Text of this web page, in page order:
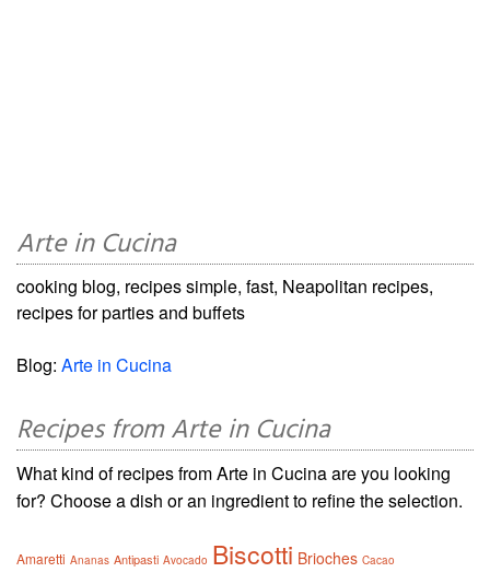
Arte in Cucina
cooking blog, recipes simple, fast, Neapolitan recipes,
recipes for parties and buffets
Blog: Arte in Cucina
Recipes from Arte in Cucina
What kind of recipes from Arte in Cucina are you looking
for? Choose a dish or an ingredient to refine the selection.
Amaretti Ananas Antipasti Avocado Biscotti Brioches Cacao